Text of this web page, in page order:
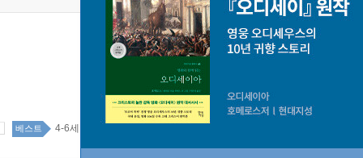
베스트 4-6세 97위